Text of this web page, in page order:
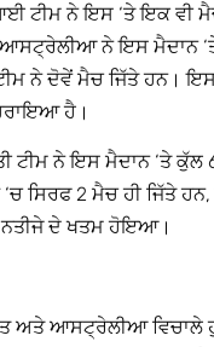
ਟੀਮ ਨੇ ਇਸ ‘ਤੇ ਇਕ ਵੀ
ਨੇ ਇਸ ਮੈਦਾਨ
ਨੇ ਦੋਵੇਂ ਮੈਚ ਜਿੱਤੇ ਹਨ।
ਹੈ।
ਟੀਮ ਨੇ ਇਸ ਮੈਦਾਨ ‘ਤੇ ਕੁੱਲ
ਸਿਰਫ 2 ਮੈਚ ਹੀ ਜਿੱਤੇ
ਦੇ ਖਤਮ ਹੋਇਆ।
ਅਤੇ ਆਸਟ੍ਰੇਲੀਆ ਵਿਚਾਲੇ